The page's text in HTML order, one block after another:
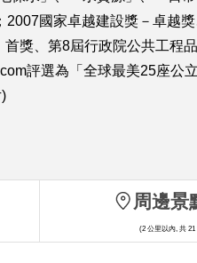
國家卓越建設獎－卓越
獎、第8屆行政院公共工程
評選為「全球最美25座公
周邊景
(2 公里以內, 共 21